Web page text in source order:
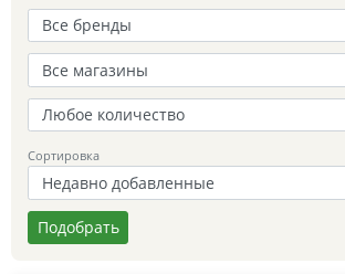
Сортировка
Подобрать